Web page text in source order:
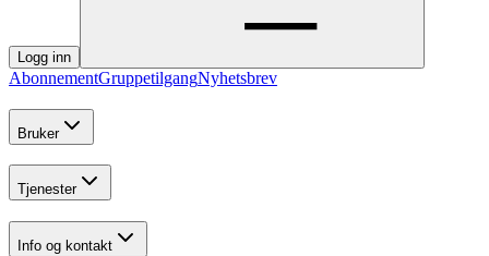
Logg inn
AbonnementGruppetilgangNyhetsbrev
Bruker
Tjenester
Info og kontakt